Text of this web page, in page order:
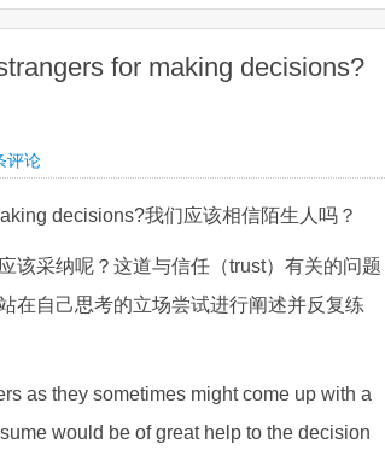
for making decisions?
评论
decisions?我们应该相信陌生人吗？
该采纳呢？这道与信任（trust）有关的问题
在自己思考的立场尝试进行阐述并反复练
as they sometimes might come up with a
would be of great help to the decision